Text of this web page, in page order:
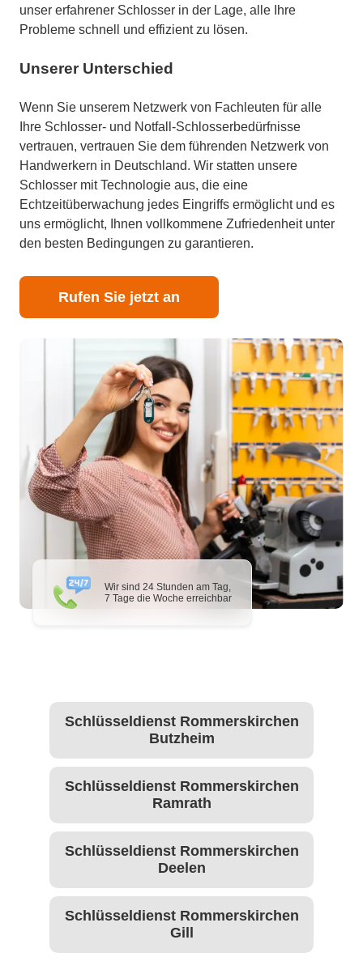
Wir sind 24 Stunden am Tag,
7 Tage die Woche erreichbar
unser erfahrener Schlosser in der Lage, alle Ihre
Probleme schnell und effizient zu lösen.
Unserer Unterschied
Wenn Sie unserem Netzwerk von Fachleuten für alle
Ihre Schlosser- und Notfall-Schlosserbedürfnisse
vertrauen, vertrauen Sie dem führenden Netzwerk von
Handwerkern in Deutschland. Wir statten unsere
Schlosser mit Technologie aus, die eine
Echtzeitüberwachung jedes Eingriffs ermöglicht und es
uns ermöglicht, Ihnen vollkommene Zufriedenheit unter
den besten Bedingungen zu garantieren.
Rufen Sie jetzt an
Schlüsseldienst Rommerskirchen
Butzheim
Schlüsseldienst Rommerskirchen
Ramrath
Schlüsseldienst Rommerskirchen
Deelen
Schlüsseldienst Rommerskirchen
Gill